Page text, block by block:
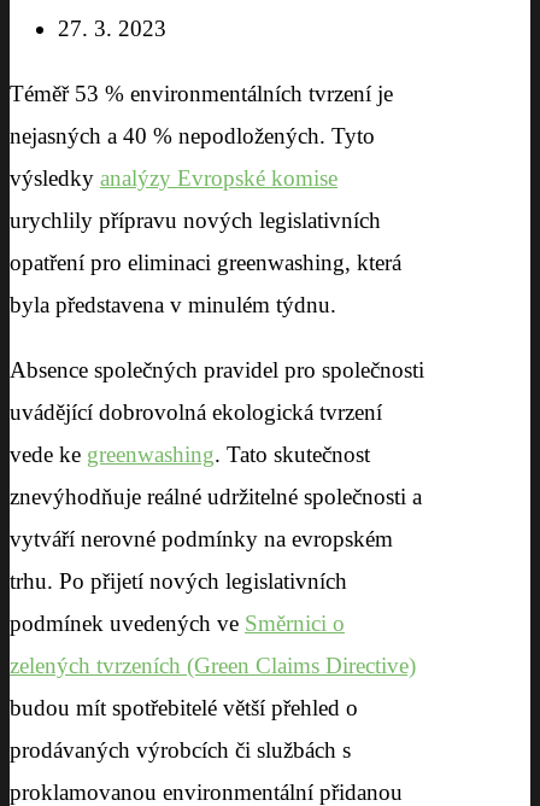
27. 3. 2023
Téměř 53 % environmentálních tvrzení je
nejasných a 40 % nepodložených. Tyto
výsledky analýzy Evropské komise
urychlily přípravu nových legislativních
opatření pro eliminaci greenwashing, která
byla představena v minulém týdnu.
Absence společných pravidel pro společnosti
uvádějící dobrovolná ekologická tvrzení
vede ke greenwashing. Tato skutečnost
znevýhodňuje reálné udržitelné společnosti a
vytváří nerovné podmínky na evropském
trhu. Po přijetí nových legislativních
podmínek uvedených ve Směrnici o
zelených tvrzeních (Green Claims Directive)
budou mít spotřebitelé větší přehled o
prodávaných výrobcích či službách s
proklamovanou environmentální přidanou